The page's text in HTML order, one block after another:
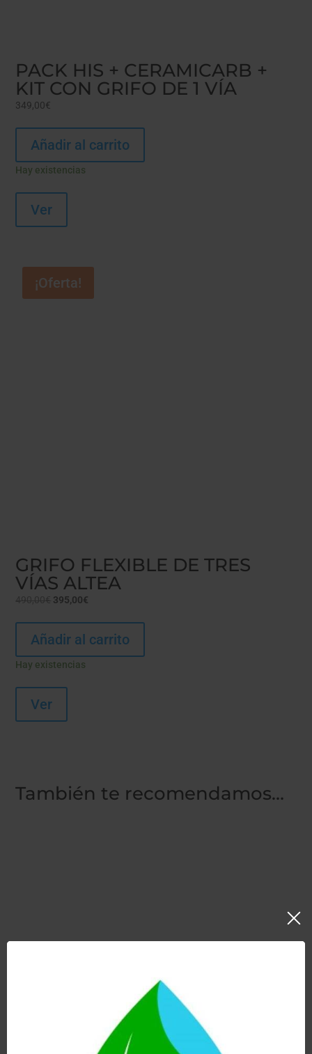
PACK HIS + CERAMICARB +
KIT CON GRIFO DE 1 VÍA
349,00€
Añadir al carrito
Hay existencias
Ver
¡Oferta!
GRIFO FLEXIBLE DE TRES
VÍAS ALTEA
El
era:
490,00€.
395,00€
es:
Añadir al carrito
Hay existencias
Ver
También te recomendamos…